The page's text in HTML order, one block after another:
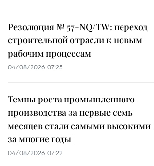
Резолюция № 57-NQ/TW: переход
строительной отрасли к новым
рабочим процессам
04/08/2026 07:25
Темпы роста промышленного
производства за первые семь
месяцев стали самыми высокими
за многие годы
04/08/2026 07:22